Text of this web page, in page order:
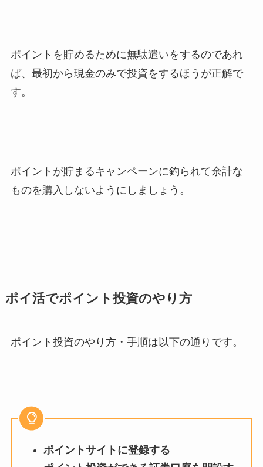
ポイントを貯めるために無駄遣いをするのであれ
ば、最初から現金のみで投資をするほうが正解で
す。
ポイントが貯まるキャンペーンに釣られて余計な
ものを購入しないようにしましょう。
ポイ活でポイント投資のやり方
ポイント投資のやり方・手順は以下の通りです。
ポイントサイトに登録する